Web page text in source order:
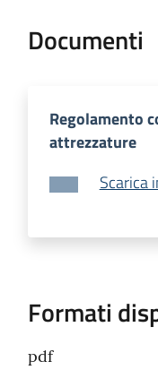
Documenti
Regolamento
attrezzature
Scarica
Formati
pdf